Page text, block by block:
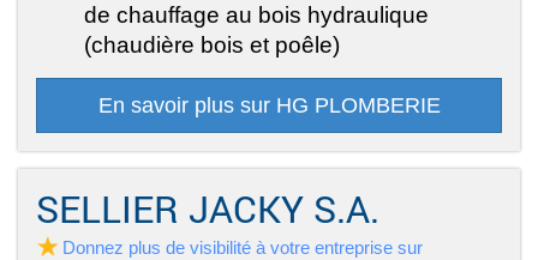
de chauffage au bois hydraulique
(chaudière bois et poêle)
En savoir plus sur HG PLOMBERIE
SELLIER JACKY S.A.
Donnez plus de visibilité à votre entreprise sur